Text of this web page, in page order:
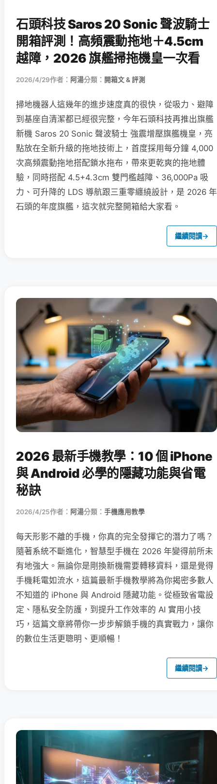
石頭科技 Saros 20 Sonic 聲波騎士
開箱評測！高頻震動拖地＋4.5cm
越障，2026 旗艦掃拖機皇一次看
2026/4/29作者： 阿湯分類： 開箱文 & 評測
掃地機器人這幾年的進步速度真的很快，從吸力、避障
到基座自清潔都已經很完整，今年石頭科技再推出旗艦
新機 Saros 20 Sonic 聲波騎士 強震增壓旗艦機皇，亮
點放在全新升級的拖地技術上，首度採用每分鐘 4,000
次高頻震動拖地搭配鎖水拖布，帶來更乾爽的拖地體
驗，同時搭配 4.5+4.3cm 雙門檻越障、36,000Pa 吸
力、可升降的 LDS 導航跟三重零纏繞設計，是 2026 年
石頭的年度旗艦，這次就完整開箱給大家看。
繼續閱讀→
2026 最新手機教學：10 個 iPhone
與 Android 必學的隱藏功能與省電
秘訣
2026/4/25作者： 阿湯分類： 手機應用教學
每天形影不離的手機，你真的完全發揮它的潛力了嗎？
隨著系統不斷進化，智慧型手機在 2026 年變得前所未
有地強大。無論你是剛換新機需要轉移資料，還是覺得
手機耗電如流水，這篇最新手機教學將為你揭密多數人
不知道的 iPhone 與 Android 隱藏功能。從極致省電設
定、隱私安全防護，到提升工作效率的 AI 實用小技
巧，這篇文章將帶你一步步解鎖手機的真實戰力，讓你
的數位生活更聰明、更順暢！
繼續閱讀→